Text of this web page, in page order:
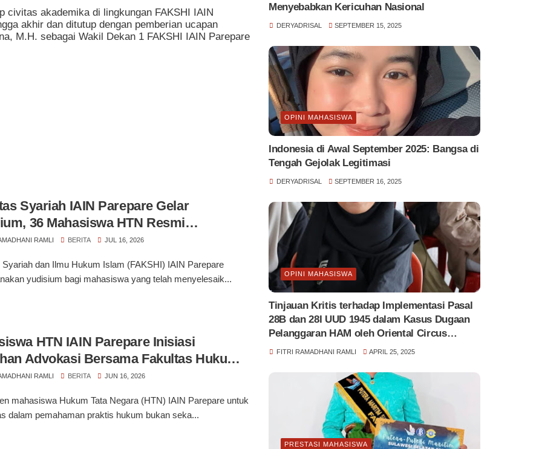
civitas akademika di lingkungan FAKSHI IAIN
akhir dan ditutup dengan pemberian ucapan
M.H. sebagai Wakil Dekan 1 FAKSHI IAIN Parepare
Syariah IAIN Parepare Gelar
36 Mahasiswa HTN Resmi
Gelar Sarjana
RAMLI BERITA JUL 16, 2026
Syariah dan Ilmu Hukum Islam (FAKSHI) IAIN Parepare
yudisium bagi mahasiswa yang telah menyelesaik...
HTN IAIN Parepare Inisiasi
Advokasi Bersama Fakultas Hukum
RAMLI BERITA JUN 16, 2026
mahasiswa Hukum Tata Negara (HTN) IAIN Parepare untuk
dalam pemahaman praktis hukum bukan seka...
Menyebabkan Kericuhan Nasional
DERYADRISAL SEPTEMBER 15, 2025
OPINI MAHASISWA
Indonesia di Awal September 2025: Bangsa di
Tengah Gejolak Legitimasi
DERYADRISAL SEPTEMBER 16, 2025
OPINI MAHASISWA
Tinjauan Kritis terhadap Implementasi Pasal
28B dan 28I UUD 1945 dalam Kasus Dugaan
Pelanggaran HAM oleh Oriental Circus
Indonesia
FITRI RAMADHANI RAMLI APRIL 25, 2025
PRESTASI MAHASISWA